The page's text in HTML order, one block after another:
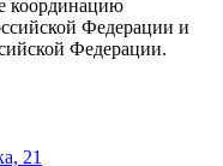
координацию
Федерации и
Федерации.
21